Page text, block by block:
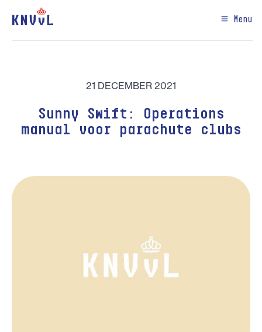
Menu
21 DECEMBER 2021
Sunny Swift: Operations
manual voor parachute clubs